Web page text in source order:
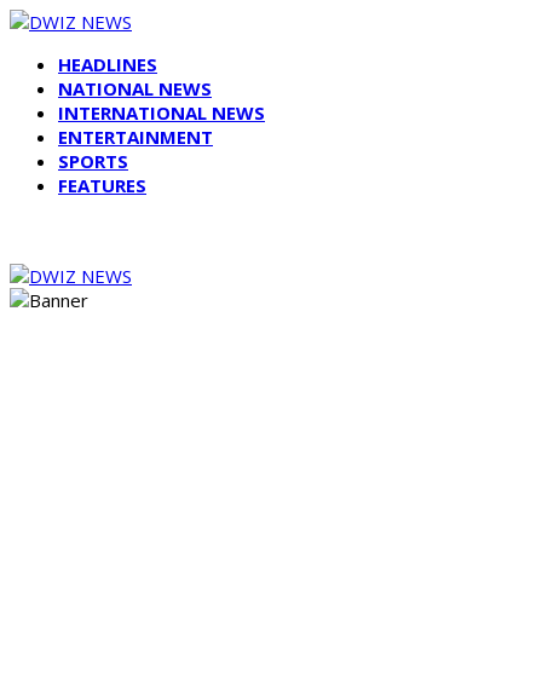
HEADLINES
NATIONAL NEWS
INTERNATIONAL NEWS
ENTERTAINMENT
SPORTS
FEATURES